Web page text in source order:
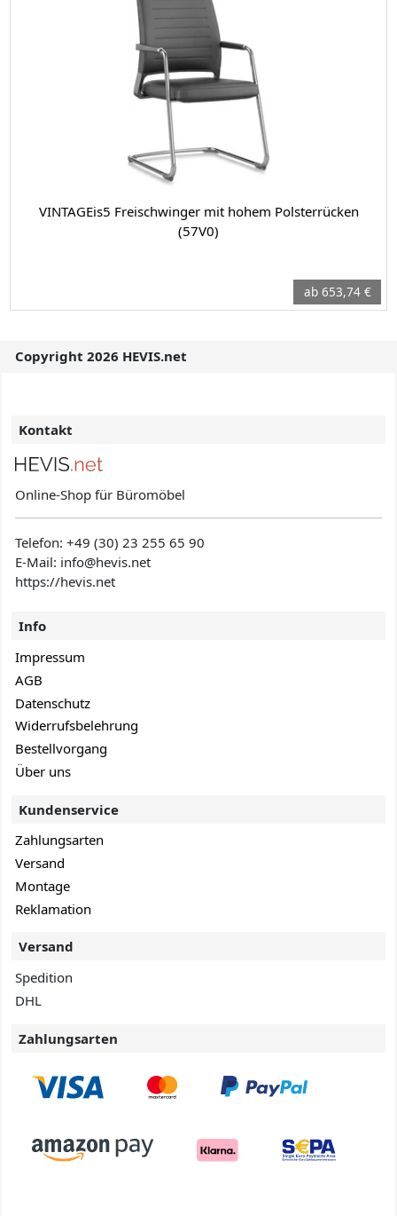
VINTAGEis5 Freischwinger mit hohem Polsterrücken
(57V0)
ab 653,74 €
Copyright 2026 HEVIS.net
Kontakt
Online-Shop für Büromöbel
Telefon:+49 (30) 23 255 65 90
E-Mail: info@hevis.net
https://hevis.net
Info
Impressum
AGB
Datenschutz
Widerrufsbelehrung
Bestellvorgang
Über uns
Kundenservice
Zahlungsarten
Versand
Montage
Reklamation
Versand
Spedition
DHL
Zahlungsarten